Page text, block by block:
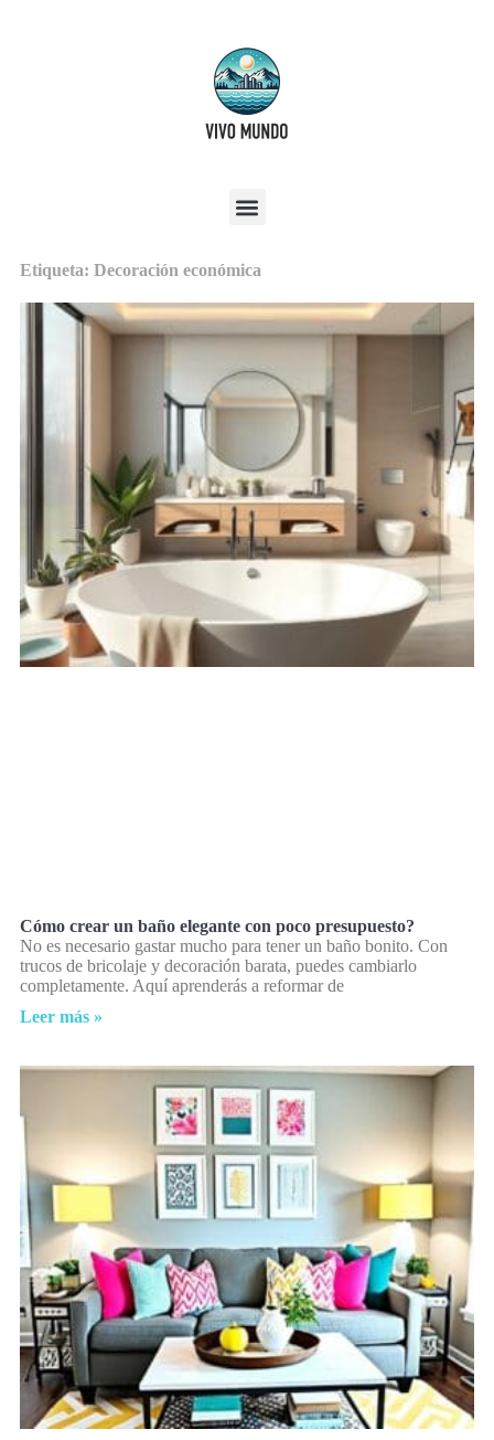
Etiqueta: Decoración económica
Cómo crear un baño elegante con poco presupuesto?
No es necesario gastar mucho para tener un baño bonito. Con
trucos de bricolaje y decoración barata, puedes cambiarlo
completamente. Aquí aprenderás a reformar de
Leer más »